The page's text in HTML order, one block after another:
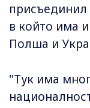
в който има
Полша и
"Тук има